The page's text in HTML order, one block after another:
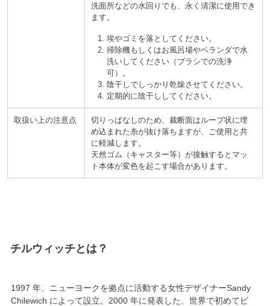
洗面所などの水回りでも、永く清潔に使用でき
ます。
埃やゴミを落としてください。
掃除機もしくはお風呂場やベランダで水
洗いしてください
ブラシでの洗浄
可
。
陰干しでしっかり乾燥させてください。
定期的に陰干ししてください。
取扱い上の注意点
切りっぱなしのため、裁断面はループ状に埋
め込まれた糸が抜け落ちますが、ご使用と共
に軽減します。
天然ゴム
キャスター等
が接触するとマッ
ト本体が変色を起こす場合があります。
チルウィッチ
1997 年、ニューヨークを拠点に活動する女性デザイナーSandy
Chilewich によって設立。 2000 年に発表した、 世界で初めてビ